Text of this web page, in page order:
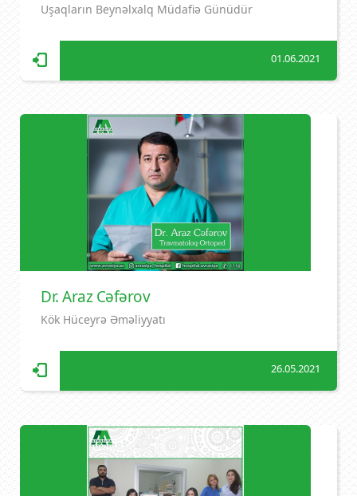
Uşaqların Beynəlxalq Müdafiə Günüdür
01.06.2021
Dr. Araz Cəfərov
Kök Hüceyrə Əməliyyatı
26.05.2021